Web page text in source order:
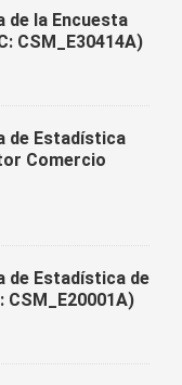
de la Encuesta
CSM_E30414A)
de Estadística
Comercio
de Estadística de